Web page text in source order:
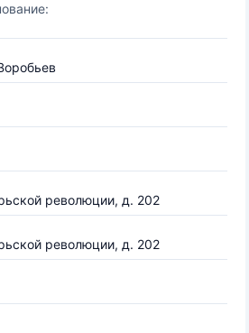
революции, д. 202
революции, д. 202